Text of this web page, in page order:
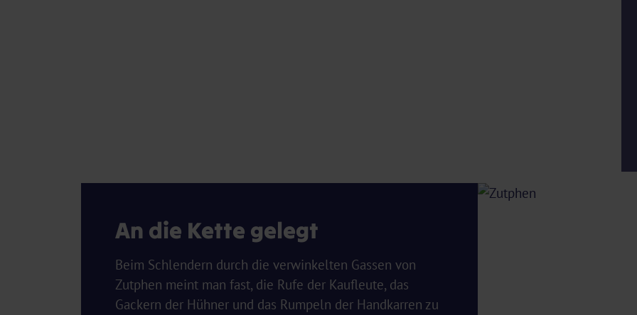
An die Kette gelegt
Beim Schlendern durch die verwinkelten Gassen von
Zutphen meint man fast, die Rufe der Kaufleute, das
Gackern der Hühner und das Rumpeln der Handkarren zu